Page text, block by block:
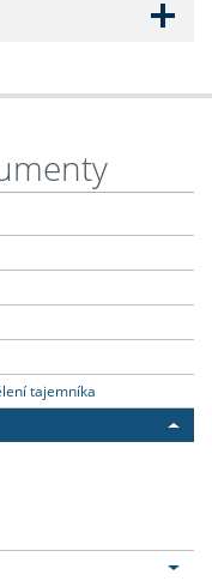
tajemníka